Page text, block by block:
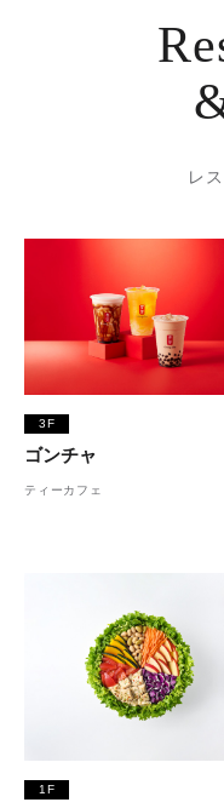
レ
3F
ゴンチャ
ティーカフェ
1F